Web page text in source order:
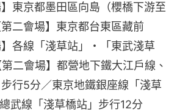
東京都墨田區向島（櫻橋下游至
二會場】東京都台東區藏前
各線「淺草站」・「東武淺草
二會場】都營地下鐵大江戶線、
行5分／東京地鐵銀座線「淺草
武線「淺草橋站」步行12分